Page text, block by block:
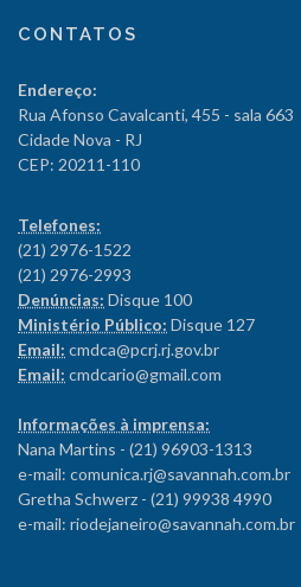
CONTATOS
Endereço:
Rua Afonso Cavalcanti, 455 - sala 663
Cidade Nova - RJ
CEP: 20211-110
Telefones:
(21) 2976-1522
(21) 2976-2993
Denúncias: Disque 100
Ministério Público: Disque 127
Email: cmdca@pcrj.rj.gov.br
Email: cmdcario@gmail.com
Informações à imprensa:
Nana Martins - (21) 96903-1313
e-mail: comunica.rj@savannah.com.br
Gretha Schwerz - (21) 99938 4990
e-mail: riodejaneiro@savannah.com.br